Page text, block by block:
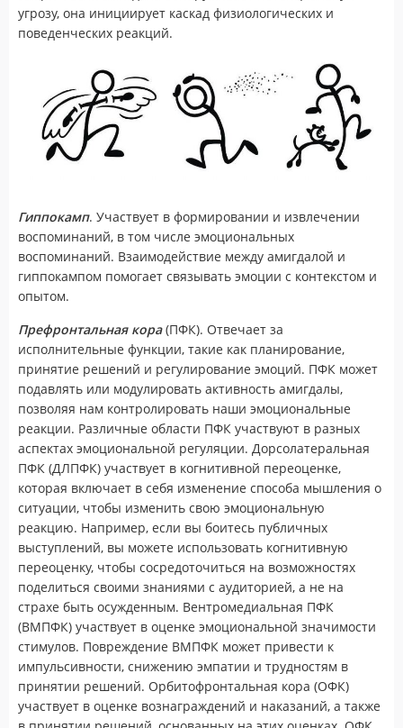
угрозу, она инициирует каскад физиологических и
поведенческих реакций.
Гиппокамп. Участвует в формировании и извлечении
воспоминаний, в том числе эмоциональных
воспоминаний. Взаимодействие между амигдалой и
гиппокампом помогает связывать эмоции с контекстом и
опытом.
Префронтальная кора(ПФК). Отвечает за
исполнительные функции, такие как планирование,
принятие решений и регулирование эмоций. ПФК может
подавлять или модулировать активность амигдалы,
позволяя нам контролировать наши эмоциональные
реакции. Различные области ПФК участвуют в разных
аспектах эмоциональной регуляции. Дорсолатеральная
ПФК (ДЛПФК) участвует в когнитивной переоценке,
которая включает в себя изменение способа мышления о
ситуации, чтобы изменить свою эмоциональную
реакцию. Например, если вы боитесь публичных
выступлений, вы можете использовать когнитивную
переоценку, чтобы сосредоточиться на возможностях
поделиться своими знаниями с аудиторией, а не на
страхе быть осужденным. Вентромедиальная ПФК
(ВМПФК) участвует в оценке эмоциональной значимости
стимулов. Повреждение ВМПФК может привести к
импульсивности, снижению эмпатии и трудностям в
принятии решений. Орбитофронтальная кора (ОФК)
участвует в оценке вознаграждений и наказаний, а также